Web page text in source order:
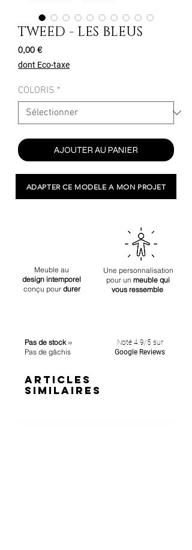
TWEED - LES BLEUS
0,00 €Prix
dont Eco-taxe
COLORIS *
AJOUTER AU PANIER
ADAPTER CE MODELE A MON PROJET
Meuble au
design intemporel
conçu pour durer
Une personnalisation
pour un meuble qui
vous ressemble
Pas de stock =
Pas de gâchis
Noté 4.9/5 sur
Google Reviews
ARTICLES
SIMILAIRES